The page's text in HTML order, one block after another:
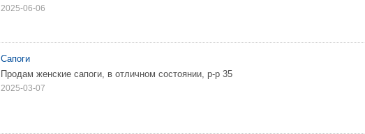
2025-06-06
Сапоги
Продам женские сапоги, в отличном состоянии, р-р 35
2025-03-07